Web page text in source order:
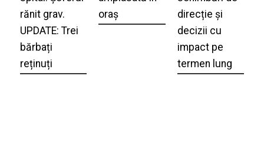
rănit grav.
UPDATE: Trei
bărbați
reținuți
oraș
direcție și
decizii cu
impact pe
termen lung